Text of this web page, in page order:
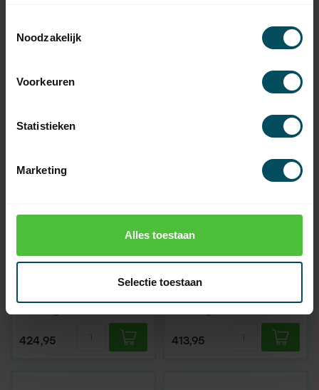
Noodzakelijk
Voorkeuren
Statistieken
Marketing
Alles toestaan
Selectie toestaan
60 RT-A
424,95
VOLTE
60 RT-Rohrmotor mit
Empfänger
413,95